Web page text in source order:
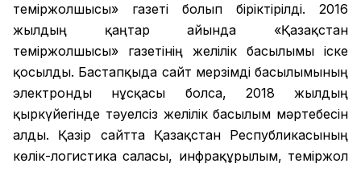
теміржолшысы» газеті болып біріктірілді. 2016
жылдың қаңтар айында «Қазақстан
теміржолшысы» газетінің желілік басылымы іске
қосылды. Бастапқыда сайт мерзімді басылымының
электронды нұсқасы болса, 2018 жылдың
қыркүйегінде тәуелсіз желілік басылым мәртебесін
алды. Қазір сайтта Қазақстан Республикасының
көлік-логистика саласы, инфрақұрылым, теміржол